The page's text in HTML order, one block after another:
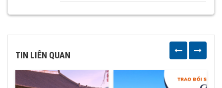
TIN LIÊN QUAN